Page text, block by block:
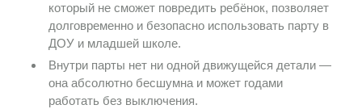
который не сможет повредить ребёнок, позволяет
долговременно и безопасно использовать парту в
ДОУ и младшей школе.
Внутри парты нет ни одной движущейся детали —
она абсолютно бесшумна и может годами
работать без выключения.